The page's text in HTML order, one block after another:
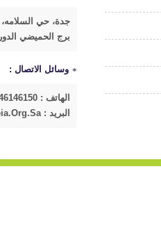
جدة، حي السلامه،
برج الحميضي الدور 11
وسائل الاتصال :
الهاتف : 00966546146150
البريد : Info@peia.org.sa